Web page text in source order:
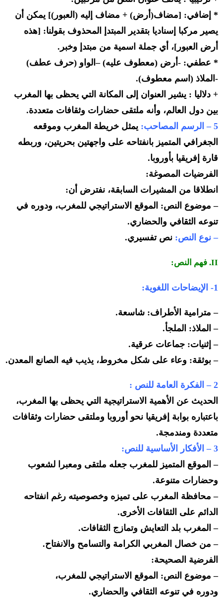
* إضافي: [مضاف(أرض) + مضاف إليه (العبور)] يمكن أن
يصير مركبا إسناديا بتقدير المبتدإ المحذوف بقولنا: [هذه
أرض العبور]، أي جملة اسمية من مبتدإ وخبر.
* عطفي: -أرض (معطوف عليه) –الواو (حرف عطف)
-الملاذ (اسم معطوف).
+ دلاليا : يشير العنوان إلى المكانة التي يحظى بها المغرب
بين دول العالم، وأنه ملتقى حضارات وثقافات متعددة.
5 – الرسم المصاحب:
يمثل خريطة المغرب وموقعه
الجغرافي المتميز بانفتاحه على واجهتين بحريتين، وربطه
قارة إفريقيا بأوروبا.
الفرضيات المصوغة:
انطلاقا من المشيرات السابقة، نفترض أن:
– موضوع النص: الموقع الاستراتيجي للمغرب، ودوره في
تنوعه الثقافي والحضاري.
– نوع النص: نص تفسيري.
II. فهم النص:
1- الإيضاحات اللغوية:
– مترامية الأطراف: شاسعة.
– الملاذ: الملجأ.
– إثنيات: جماعات عرقية.
– بوثقة: وعاء على شكل مخروط، يذيب فيه الصانع المعدن.
2 – الفكرة العامة للنص :
الحديث عن الأهمية الاستراتيجية التي يحظى بها المغرب،
باعتباره بوابة إفريقيا نحو أوروبا وملتقى حضارات وثقافات
متعددة ومندمجة.
3 – الأفكار الأساسية للنص:
– الموقع المتميز للمغرب جعله ملتقى ومعبرا لشعوب
وحضارات متنوعة.
– محافظة المغرب على تميزه وخصوصيته رغم انفتاحه
الدائم على الثقافات الأخرى.
– المغرب بلد التعايش وتمازج الثقافات.
– من خصال المغربي الكرامة والتسامح والانفتاح.
الفرضية الصحيحة:
– موضوع النص: الموقع الاستراتيجي للمغرب،
ودوره في تنوعه الثقافي والحضاري.